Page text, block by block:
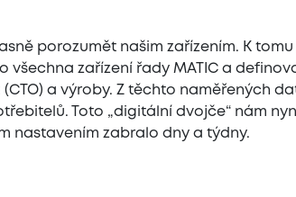
porozumět našim zařízením. K
zařízení řady MATIC a
a výroby. Z těchto naměřených
Toto „digitální dvojče“ nám
nastavením zabralo dny a týdny.